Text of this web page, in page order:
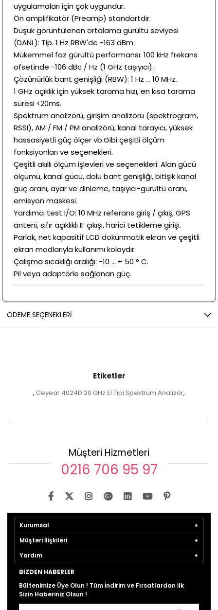
uygulamaları için çok uygundur.
Ön amplifikatör (Preamp) standartdır.
Düşük görüntülenen ortalama gürültü seviyesi
(DANL): Tip. 1 Hz RBW'de -163 dBm.
Mükemmel faz gürültü performansı: 100 kHz frekans
ofsetinde -106 dBc / Hz (1 GHz taşıyıcı).
Çözünürlük bant genişliği (RBW): 1 Hz ... 10 MHz.
1 GHz açıklık için yüksek tarama hızı, en kısa tarama
süresi <20ms.
Spektrum analizörü, girişim analizörü (spektrogram,
RSSI), AM / FM / PM analizörü, kanal tarayıcı, yüksek
hassasiyetli güç ölçer vb.Gibi çeşitli ölçüm
fonksiyonları ve seçenekleri.
Çeşitli akıllı ölçüm işlevleri ve seçenekleri: Alan gücü
ölçümü, kanal gücü, dolu bant genişliği, bitişik kanal
güç oranı, ayar ve dinleme, taşıyıcı-gürültü oranı,
emisyon maskesi.
Yardımcı test I/O: 10 MHz referans giriş / çıkış, GPS
anteni, sıfır açıklıklı IF çıkışı, harici tetikleme girişi.
Parlak, net kapasitif LCD dokunmatik ekran ve çeşitli
ekran modlarıyla kullanımı kolaydır.
Çalışma sıcaklığı aralığı: -10 ... + 50 ° C.
Pil veya adaptörle sağlanan güç.
ÖDEME SEÇENEKLERI
Etiketler
, Ceyear 4024D 20 GHz El Tipi Spektrum Analizör,
Müşteri Hizmetleri
0216 706 95 97
Kurumsal
Müşteri İlişkileri
Yardım
BIZDEN HABERLER
Bültenimize Üye Olun ! Tüm İndirim ve Fırsatlardan İlk
Sizin Haberiniz Olsun !